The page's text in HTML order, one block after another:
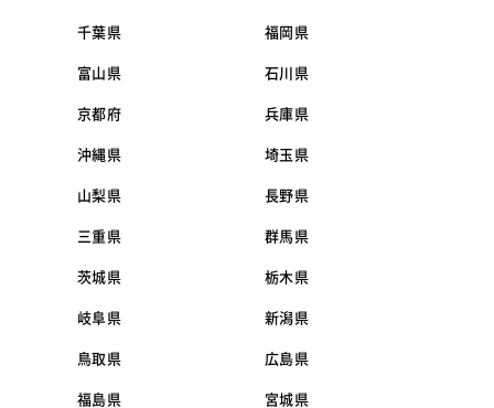
千葉県 福岡県
富山県 石川県
京都府 兵庫県
沖縄県 埼玉県
山梨県 長野県
三重県 群馬県
茨城県 栃木県
岐阜県 新潟県
鳥取県 広島県
福島県 宮城県